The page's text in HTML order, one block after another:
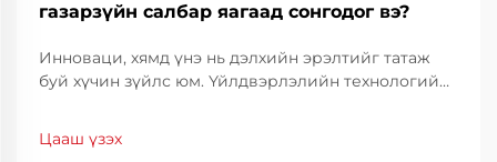
газарзүйн салбар яагаад сонгодог вэ?
Инноваци, хямд үнэ нь дэлхийн эрэлтийг татаж
буй хүчин зүйлс юм. Үйлдвэрлэлийн технологийн
нь чухал үүрэг гүйцэтгэдэг. Хятадын полиуретан
Цааш үзэх